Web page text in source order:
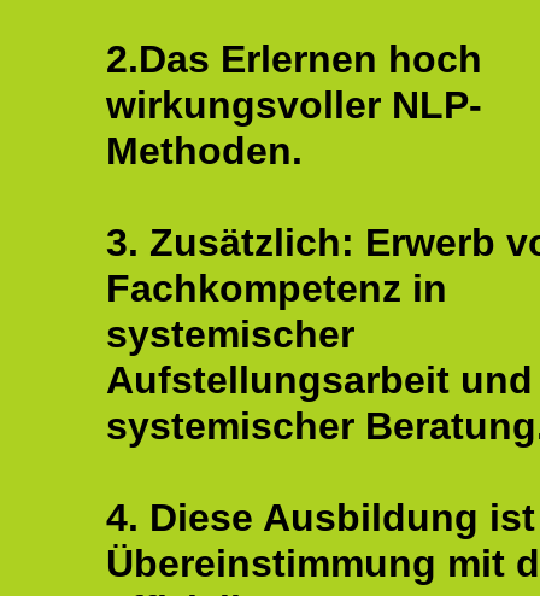
2.Das Erlernen hoch
wirkungsvoller NLP-
Methoden.
3. Zusätzlich: Erwerb
Fachkompetenz in
systemischer
Aufstellungsarbeit und
systemischer
4. Diese Ausbildung
Übereinstimmung mit